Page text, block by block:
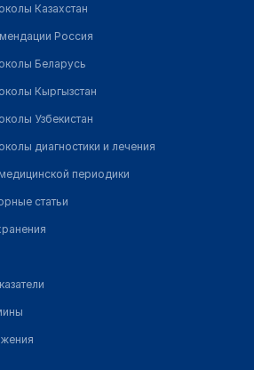
Казахстан
Россия
Беларусь
Кыргызстан
Узбекистан
диагностики и лечения
периодики
статьи